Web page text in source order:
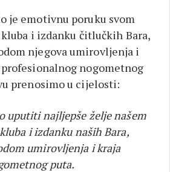
je emotivnu poruku svom
i izdanku čitlučkih Bara,
njegova umirovljenja i
nogometnog
prenosimo u cijelosti:
uputiti najljepše želje našem
i izdanku naših Bara,
umirovljenja i kraja
puta.